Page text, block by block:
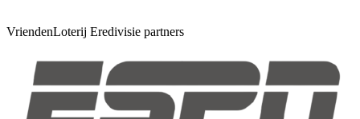
VriendenLoterij Eredivisie partners